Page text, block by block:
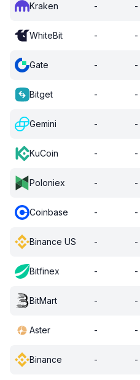
Kraken - -
WhiteBit - -
Gate - -
Bitget - -
Gemini - -
KuCoin - -
Poloniex - -
Coinbase - -
Binance US - -
Bitfinex - -
BitMart - -
Aster - -
Binance - -